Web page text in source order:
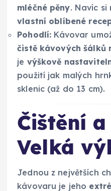
mléčné pěny. Navíc si
vlastní oblíbené
Pohodlí: Kávovar
čistě kávových šálků
je výškově
použití jak malých
sklenic (až do 13 cm).
Čištění
Velká
Jednou z největších
kávovaru je jeho